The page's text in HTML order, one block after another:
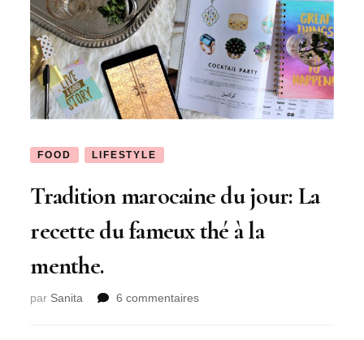
FOOD LIFESTYLE
Tradition marocaine du jour: La
recette du fameux thé à la
menthe.
par Sanita 6 commentairessur